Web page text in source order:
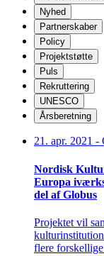
Nyhed
Partnerskaber
Policy
Projektstøtte
Puls
Rekruttering
UNESCO
Årsberetning
21. apr. 2021 -
Nordisk
Europa
del af Globus
Projektet vil
flere